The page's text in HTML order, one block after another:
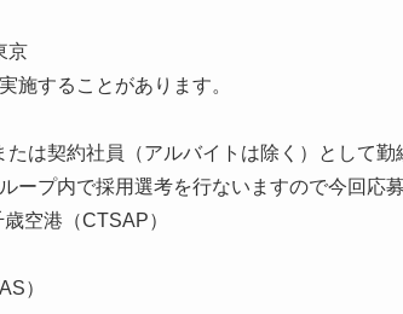
京
施することがあります。
は契約社員（アルバイトは除く）として
ープ内で採用選考を行ないますので今回応
空港（CTSAP）
）